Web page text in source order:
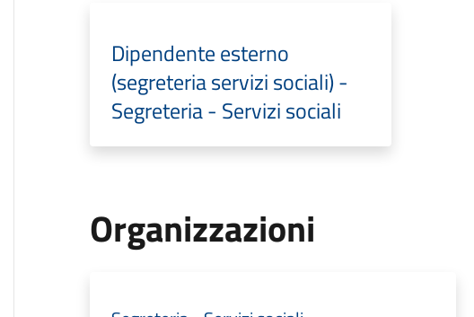
Dipendente esterno
(segreteria servizi sociali) -
Segreteria - Servizi sociali
Organizzazioni